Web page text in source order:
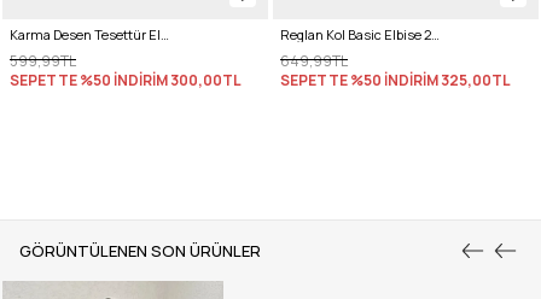
GÖRÜNTÜLENEN SON ÜRÜNLER
599,99TL
SEPETTE %50 İNDİRİM300,00TL
649,99TL
SEPETTE %50 İNDİRİM325,00TL